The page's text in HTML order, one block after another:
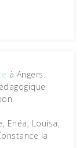
à Angers.
Enéa, Louisa,
la